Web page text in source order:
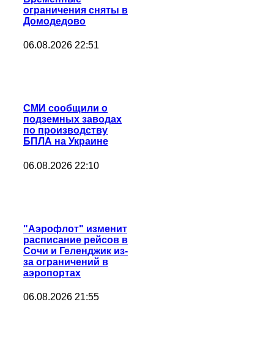
ограничения сняты в
Домодедово
06.08.2026 22:51
СМИ сообщили о
подземных заводах
по производству
БПЛА на Украине
06.08.2026 22:10
"Аэрофлот" изменит
расписание рейсов в
Сочи и Геленджик из-
за ограничений в
аэропортах
06.08.2026 21:55